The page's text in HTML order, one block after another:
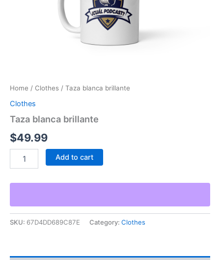
Home / Clothes / Taza blanca brillante
Clothes
Taza blanca brillante
$49.99
blanca
quantity
Add to cart
SKU: 67D4DD689C87E Category: Clothes